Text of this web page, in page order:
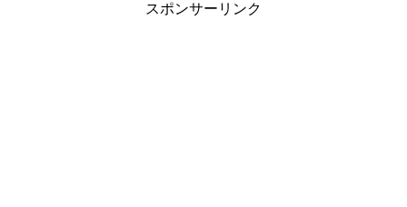
スポンサーリンク